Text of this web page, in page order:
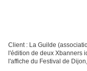
Client : La Guilde
l'édition de deux Xbanners
l'affiche du Festival de